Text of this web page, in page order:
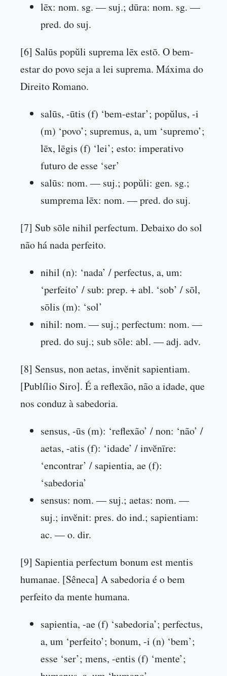
lēx: nom. sg. — suj.; dūra: nom. sg. —
pred. do suj.
[6] Salūs popŭli suprema lēx estō. O bem-
estar do povo seja a lei suprema. Máxima do
Direito Romano.
salūs, -ūtis (f) ‘bem-estar’; popŭlus, -i
(m) ‘povo’; supremus, a, um ‘supremo’;
lēx, lēgis (f) ‘lei’; esto: imperativo
futuro de esse ‘ser’
salūs: nom. — suj.; popŭli: gen. sg.;
sumprema lēx: nom. — pred. do suj.
[7] Sub sōle nihil perfectum. Debaixo do sol
não há nada perfeito.
nihil (n): ‘nada’ / perfectus, a, um:
‘perfeito’ / sub: prep. + abl. ‘sob’ / sōl,
sōlis (m): ‘sol’
nihil: nom. — suj.; perfectum: nom. —
pred. do suj.; sub sōle: abl. — adj. adv.
[8] Sensus, non aetas, invĕnit sapientiam.
[Publílio Siro]. É a reflexão, não a idade, que
nos conduz à sabedoria.
sensus, -ūs (m): ‘reflexão’ / non: ‘não’ /
aetas, -atis (f): ‘idade’ / invĕnīre:
‘encontrar’ / sapientia, ae (f):
‘sabedoria’
sensus: nom. — suj.; aetas: nom. —
suj.; invĕnit: pres. do ind.; sapientiam:
ac. — o. dir.
[9] Sapientia perfectum bonum est mentis
humanae. [Sêneca] A sabedoria é o bem
perfeito da mente humana.
sapientia, -ae (f) ‘sabedoria’; perfectus,
a, um ‘perfeito’; bonum, -i (n) ‘bem’;
esse ‘ser’; mens, -entis (f) ‘mente’;